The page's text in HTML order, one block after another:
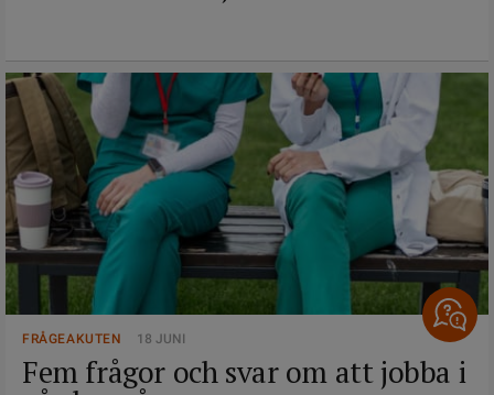
FRÅGEAKUTEN 18 JUNI
Fem frågor och svar om att jobba i